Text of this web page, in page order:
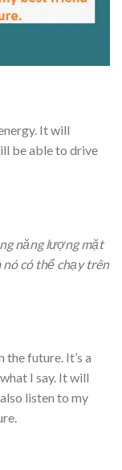
It will
be able to drive
năng lượng mặt
có thể chạy trên
the future. It’s a
I say. It will
listen to my